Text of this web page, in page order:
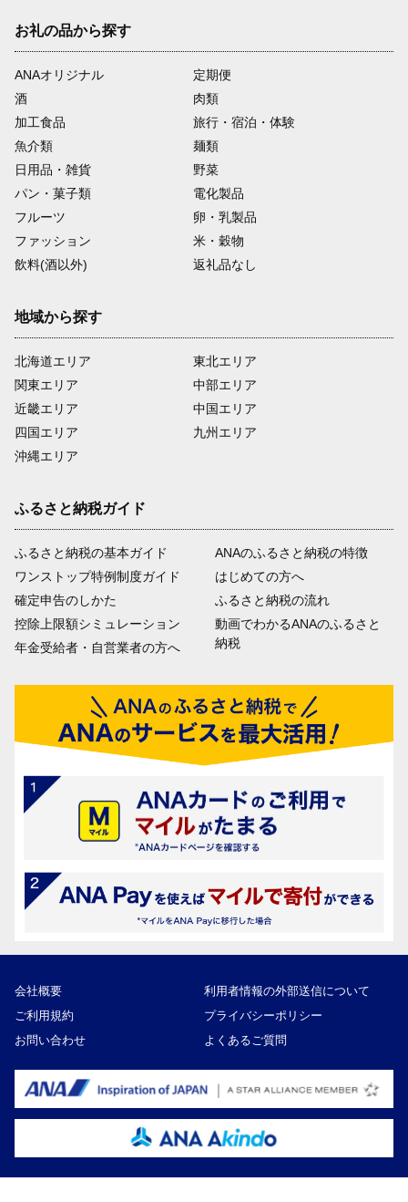
お礼の品から探す
ANAオリジナル
定期便
酒
肉類
加工食品
旅行・宿泊・体験
魚介類
麺類
日用品・雑貨
野菜
パン・菓子類
電化製品
フルーツ
卵・乳製品
ファッション
米・穀物
飲料(酒以外)
返礼品なし
地域から探す
北海道エリア
関東エリア
近畿エリア
四国エリア
沖縄エリア
東北エリア
中部エリア
中国エリア
九州エリア
ふるさと納税ガイド
ふるさと納税の基本ガイド
ワンストップ特例制度ガイド
確定申告のしかた
控除上限額シミュレーション
年金受給者・自営業者の方へ
ANAのふるさと納税の特徴
はじめての方へ
ふるさと納税の流れ
動画でわかるANAのふるさと
納税
会社概要
利用者情報の外部送信について
ご利用規約
プライバシーポリシー
お問い合わせ
よくあるご質問